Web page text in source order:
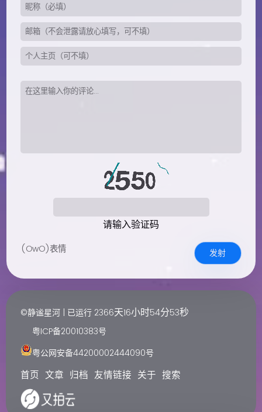
请输入验证码
(OwO)表情 发射
©静谧星河 | 已运行 2366天16小时54分53秒
粤ICP备20010383号
粤公网安备44200002444090号
首页 文章 归档 友情链接 关于 搜索